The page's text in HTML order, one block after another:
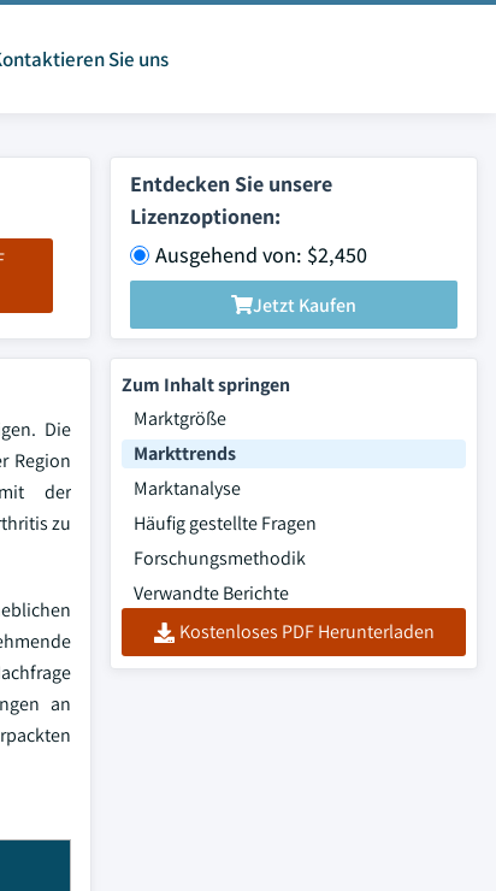
Sie uns
Entdecken Sie unsere
Lizenzoptionen:
Ausgehend von: $2,450
Jetzt Kaufen
Die
Region
der
zu
an
Zum Inhalt springen
Marktgröße
Markttrends
Marktanalyse
Häufig gestellte Fragen
Forschungsmethodik
Verwandte Berichte
Kostenloses PDF Herunterladen